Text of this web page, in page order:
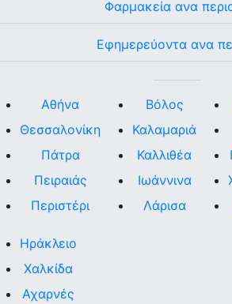
Φαρμακεία ανα
Εφημερεύοντα ανα
Αθήνα
Θεσσαλονίκη
Πάτρα
Πειραιάς
Περιστέρι
Βόλος
Καλαμαριά
Καλλιθέα
Ιωάννινα
Λάρισα
Ηράκλειο
Χαλκίδα
Αχαρνές